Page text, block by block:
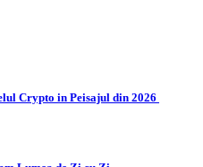
Crypto in Peisajul din 2026